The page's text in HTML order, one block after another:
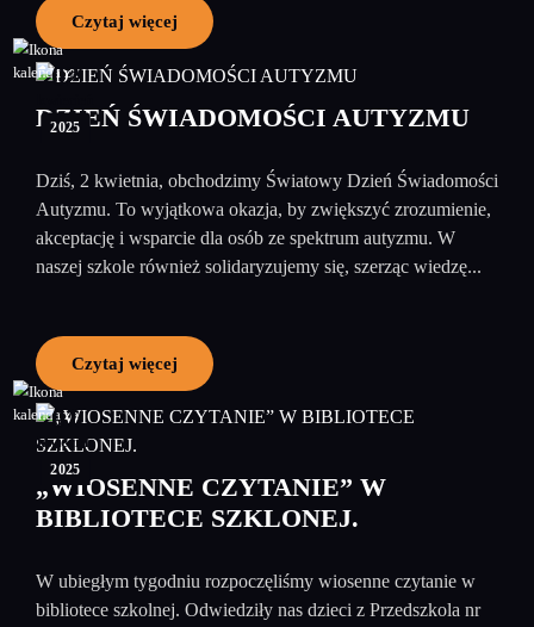
Czytaj więcej
02
2025
DZIEŃ ŚWIADOMOŚCI AUTYZMU
Dziś, 2 kwietnia, obchodzimy Światowy Dzień Świadomości
Autyzmu. To wyjątkowa okazja, by zwiększyć zrozumienie,
akceptację i wsparcie dla osób ze spektrum autyzmu. W
naszej szkole również solidaryzujemy się, szerząc wiedzę...
Czytaj więcej
01
kwiecień
2025
„WIOSENNE CZYTANIE” W
BIBLIOTECE SZKLONEJ.
W ubiegłym tygodniu rozpoczęliśmy wiosenne czytanie w
bibliotece szkolnej. Odwiedziły nas dzieci z Przedszkola nr